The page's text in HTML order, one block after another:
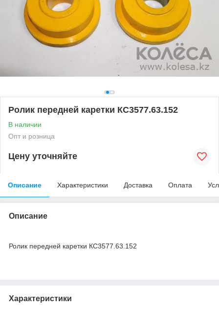
Ролик передней каретки КС3577.63.152
В наличии
Опт и розница
Цену уточняйте
Описание Характеристики Доставка Оплата
Описание
Ролик передней каретки КС3577.63.152
Характеристики